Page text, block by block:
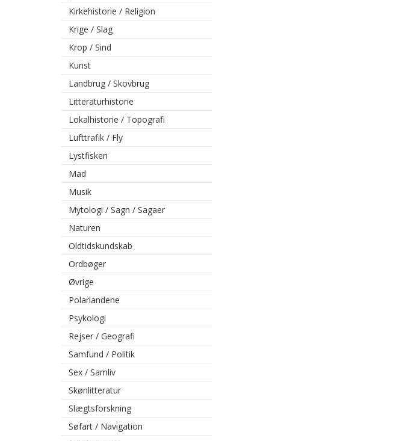
Kirkehistorie / Religion
Krige / Slag
Krop / Sind
Kunst
Landbrug / Skovbrug
Litteraturhistorie
Lokalhistorie / Topografi
Lufttrafik / Fly
Lystfiskeri
Mad
Musik
Mytologi / Sagn / Sagaer
Naturen
Oldtidskundskab
Ordbøger
Øvrige
Polarlandene
Psykologi
Rejser / Geografi
Samfund / Politik
Sex / Samliv
Skønlitteratur
Slægtsforskning
Søfart / Navigation